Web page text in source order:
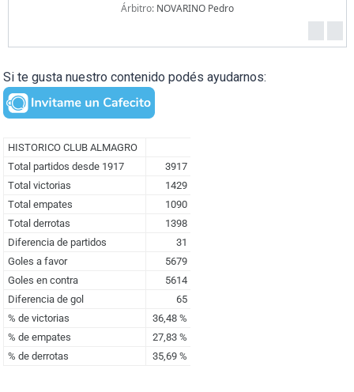
Árbitro: NOVARINO Pedro
Si te gusta nuestro contenido podés ayudarnos: